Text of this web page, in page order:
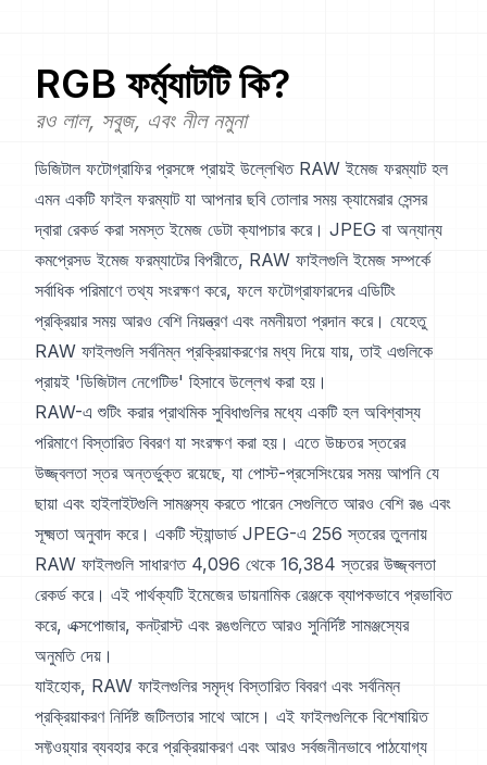
RGB ফর্ম্যাটটি কি?
রও লাল, সবুজ, এবং নীল নমুনা
ডিজিটাল ফটোগ্রাফির প্রসঙ্গে প্রায়ই উল্লেখিত RAW ইমেজ ফরম্যাট হল
এমন একটি ফাইল ফরম্যাট যা আপনার ছবি তোলার সময় ক্যামেরার সেন্সর
দ্বারা রেকর্ড করা সমস্ত ইমেজ ডেটা ক্যাপচার করে। JPEG বা অন্যান্য
কমপ্রেসড ইমেজ ফরম্যাটের বিপরীতে, RAW ফাইলগুলি ইমেজ সম্পর্কে
সর্বাধিক পরিমাণে তথ্য সংরক্ষণ করে, ফলে ফটোগ্রাফারদের এডিটিং
প্রক্রিয়ার সময় আরও বেশি নিয়ন্ত্রণ এবং নমনীয়তা প্রদান করে। যেহেতু
RAW ফাইলগুলি সর্বনিম্ন প্রক্রিয়াকরণের মধ্য দিয়ে যায়, তাই এগুলিকে
প্রায়ই 'ডিজিটাল নেগেটিভ' হিসাবে উল্লেখ করা হয়।
RAW-এ শুটিং করার প্রাথমিক সুবিধাগুলির মধ্যে একটি হল অবিশ্বাস্য
পরিমাণে বিস্তারিত বিবরণ যা সংরক্ষণ করা হয়। এতে উচ্চতর স্তরের
উজ্জ্বলতা স্তর অন্তর্ভুক্ত রয়েছে, যা পোস্ট-প্রসেসিংয়ের সময় আপনি যে
ছায়া এবং হাইলাইটগুলি সামঞ্জস্য করতে পারেন সেগুলিতে আরও বেশি রঙ এবং
সূক্ষ্মতা অনুবাদ করে। একটি স্ট্যান্ডার্ড JPEG-এ 256 স্তরের তুলনায়
RAW ফাইলগুলি সাধারণত 4,096 থেকে 16,384 স্তরের উজ্জ্বলতা
রেকর্ড করে। এই পার্থক্যটি ইমেজের ডায়নামিক রেঞ্জকে ব্যাপকভাবে প্রভাবিত
করে, এক্সপোজার, কনট্রাস্ট এবং রঙগুলিতে আরও সুনির্দিষ্ট সামঞ্জস্যের
অনুমতি দেয়।
যাইহোক, RAW ফাইলগুলির সমৃদ্ধ বিস্তারিত বিবরণ এবং সর্বনিম্ন
প্রক্রিয়াকরণ নির্দিষ্ট জটিলতার সাথে আসে। এই ফাইলগুলিকে বিশেষায়িত
সফ্টওয়্যার ব্যবহার করে প্রক্রিয়াকরণ এবং আরও সর্বজনীনভাবে পাঠযোগ্য